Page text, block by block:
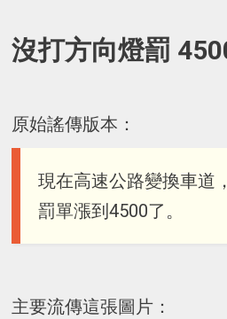
沒打方向燈罰
原始謠傳版本：
現在高速公路變換車道
罰單漲到4500了。
主要流傳這張圖片：